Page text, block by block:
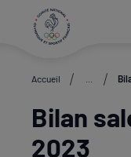
Accueil
Bilan
2023
Paramétrer les cookies